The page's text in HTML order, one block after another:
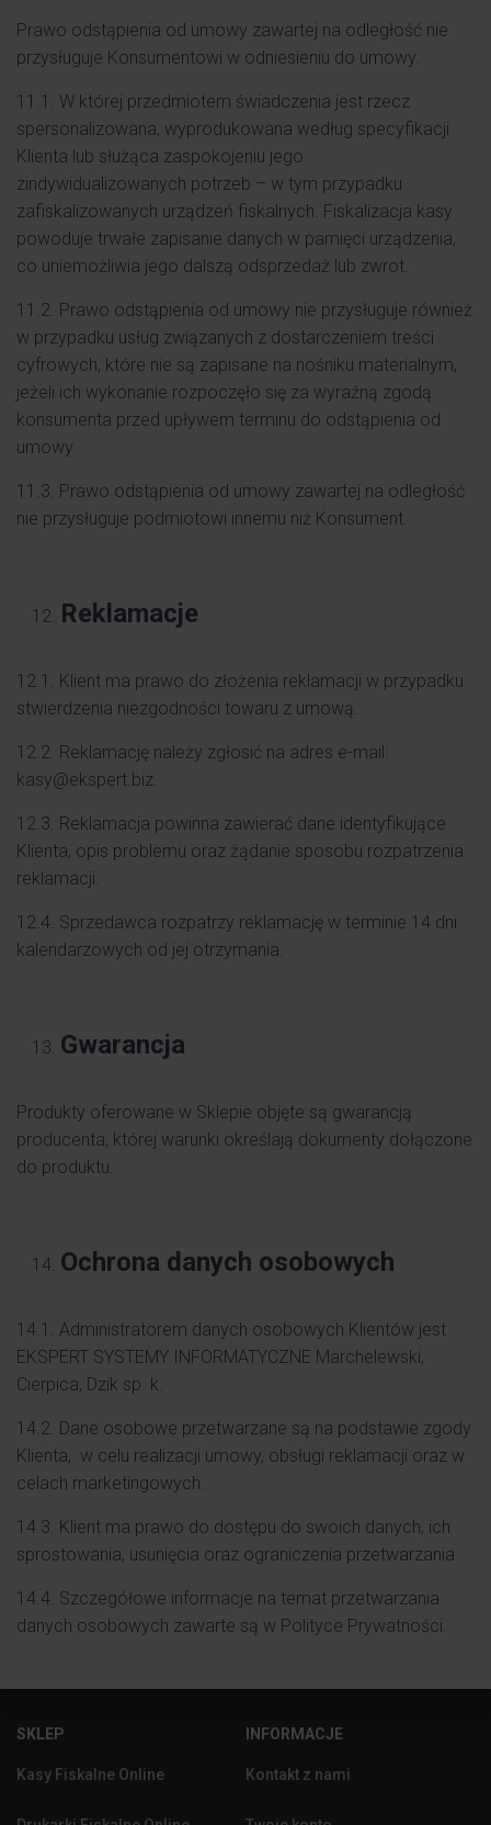
Prawo odstąpienia od umowy zawartej na odległość nie
przysługuje Konsumentowi w odniesieniu do umowy:
11.1. W której przedmiotem świadczenia jest rzecz
spersonalizowana, wyprodukowana według specyfikacji
Klienta lub służąca zaspokojeniu jego
zindywidualizowanych potrzeb – w tym przypadku
zafiskalizowanych urządzeń fiskalnych. Fiskalizacja kasy
powoduje trwałe zapisanie danych w pamięci urządzenia,
co uniemożliwia jego dalszą odsprzedaż lub zwrot.
11.2. Prawo odstąpienia od umowy nie przysługuje również
w przypadku usług związanych z dostarczeniem treści
cyfrowych, które nie są zapisane na nośniku materialnym,
jeżeli ich wykonanie rozpoczęło się za wyraźną zgodą
konsumenta przed upływem terminu do odstąpienia od
umowy.
11.3. Prawo odstąpienia od umowy zawartej na odległość
nie przysługuje podmiotowi innemu niż Konsument.
Reklamacje
12.1. Klient ma prawo do złożenia reklamacji w przypadku
stwierdzenia niezgodności towaru z umową.
12.2. Reklamację należy zgłosić na adres e-mail:
kasy@ekspert.biz.
12.3. Reklamacja powinna zawierać dane identyfikujące
Klienta, opis problemu oraz żądanie sposobu rozpatrzenia
reklamacji.
12.4. Sprzedawca rozpatrzy reklamację w terminie 14 dni
kalendarzowych od jej otrzymania.
Gwarancja
Produkty oferowane w Sklepie objęte są gwarancją
producenta, której warunki określają dokumenty dołączone
do produktu.
Ochrona danych osobowych
14.1. Administratorem danych osobowych Klientów jest
EKSPERT SYSTEMY INFORMATYCZNE Marchelewski,
Cierpica, Dzik sp. k.
14.2. Dane osobowe przetwarzane są na podstawie zgody
Klienta, w celu realizacji umowy, obsługi reklamacji oraz w
celach marketingowych.
14.3. Klient ma prawo do dostępu do swoich danych, ich
sprostowania, usunięcia oraz ograniczenia przetwarzania.
14.4. Szczegółowe informacje na temat przetwarzania
danych osobowych zawarte są w Polityce Prywatności.
SKLEP
Kasy Fiskalne Online
INFORMACJE
Kontakt z nami